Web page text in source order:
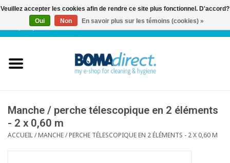
FR| 0 Articles
Service client
Blog
Manche / perche télescopique en 2 éléments
- 2 x 0,60 m
ACCUEIL/MANCHE / PERCHE TÉLESCOPIQUE EN 2 ÉLÉMENTS - 2 X 0,60 M
Veuillez accepter les cookies afin de rendre ce site plus fonctionnel. D'accord?
Oui
Non En savoir plus sur les témoins (cookies) »